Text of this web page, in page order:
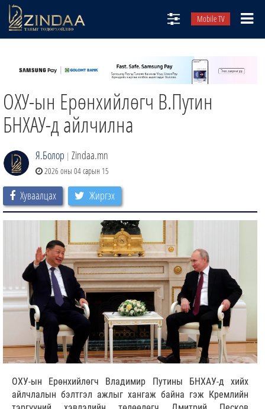
Mobile TV
ТВ8
ӨГЛӨӨНИЙ СОНИН
АУДИО ЗОХИОЛ
ЗИНДАА СЭТГҮҮЛ
ОХУ-ын Ерөнхийлөгч В.Путин
БНХАУ-д айлчилна
Я.Болор | Zindaa.mn
2026 оны 04 сарын 15
Хуваалцах Жиргэх
ОХУ-ын Ерөнхийлөгч Владимир Путины БНХАУ-д хийх
айлчлалын бэлтгэл ажлыг хангаж байна гэж Кремлийн